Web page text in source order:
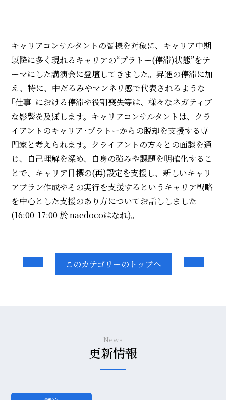
キャリアコンサルタントの皆様を対象に、キャリア中期
以降に多く現れるキャリアの“プラトー(停滞)状態”をテ
ーマにした講演会に登壇してきました。昇進の停滞に加
え、特に、中だるみやマンネリ感で代表されるような
｢仕事｣における停滞や役割喪失等は、様々なネガティブ
な影響を及ぼします。キャリアコンサルタントは、クラ
イアントのキャリア･プラトーからの脱却を支援する専
門家と考えられます。クライアントの方々との面談を通
じ、自己理解を深め、自身の強みや課題を明確化するこ
とで、キャリア目標の(再)設定を支援し、新しいキャリ
アプラン作成やその実行を支援するというキャリア戦略
を中心とした支援のあり方についてお話ししました
(16:00-17:00 於 naedocoはなれ)。
このカテゴリーのトップへ
News
更新情報